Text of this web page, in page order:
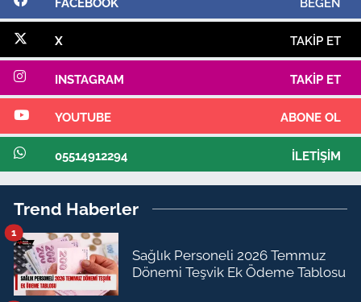
X TAKIP ET
INSTAGRAM TAKIP ET
YOUTUBE ABONE OL
05514912294 İLETIŞIM
Trend Haberler
Sağlık Personeli 2026 Temmuz
Dönemi Teşvik Ek Ödeme Tablosu
1